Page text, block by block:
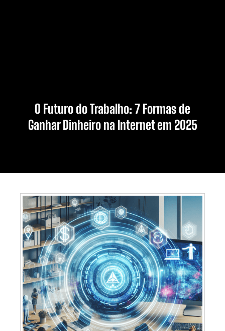
O Futuro do Trabalho: 7 Formas de
Ganhar Dinheiro na Internet em 2025